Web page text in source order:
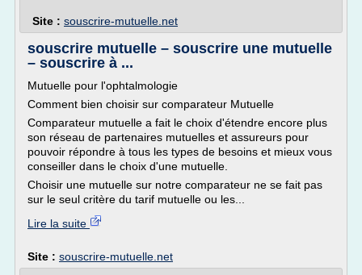
Site : souscrire-mutuelle.net
souscrire mutuelle – souscrire une mutuelle
– souscrire à ...
Mutuelle pour l'ophtalmologie
Comment bien choisir sur comparateur Mutuelle
Comparateur mutuelle a fait le choix d'étendre encore plus
son réseau de partenaires mutuelles et assureurs pour
pouvoir répondre à tous les types de besoins et mieux vous
conseiller dans le choix d'une mutuelle.
Choisir une mutuelle sur notre comparateur ne se fait pas
sur le seul critère du tarif mutuelle ou les...
Lire la suite
Site : souscrire-mutuelle.net